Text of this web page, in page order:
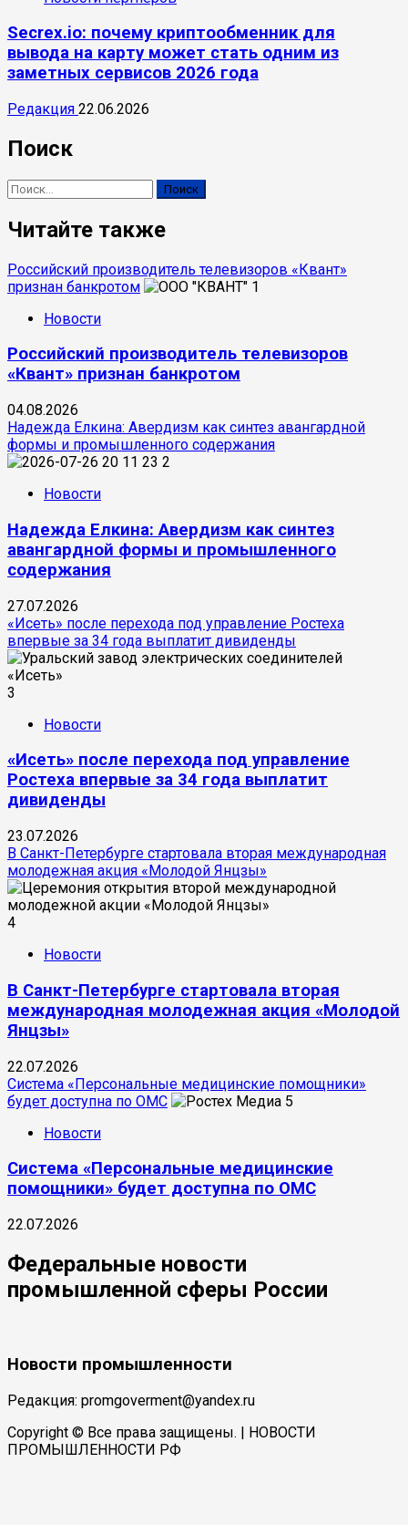
Secrex.io: почему криптообменник для
вывода на карту может стать одним из
заметных сервисов 2026 года
Редакция 22.06.2026
Поиск
Найти:
Читайте также
Российский производитель телевизоров «Квант»
признан банкротом
1
Новости
Российский производитель телевизоров
«Квант» признан банкротом
04.08.2026
Надежда Елкина: Авердизм как синтез авангардной
формы и промышленного содержания
2
Новости
Надежда Елкина: Авердизм как синтез
авангардной формы и промышленного
содержания
27.07.2026
«Исеть» после перехода под управление Ростеха
впервые за 34 года выплатит дивиденды
3
Новости
«Исеть» после перехода под управление
Ростеха впервые за 34 года выплатит
дивиденды
23.07.2026
В Санкт-Петербурге стартовала вторая международная
молодежная акция «Молодой Янцзы»
4
Новости
В Санкт-Петербурге стартовала вторая
международная молодежная акция «Молодой
Янцзы»
22.07.2026
Система «Персональные медицинские помощники»
будет доступна по ОМС
5
Новости
Система «Персональные медицинские
помощники» будет доступна по ОМС
22.07.2026
Федеральные новости
промышленной сферы России
Новости промышленности
Редакция: promgoverment@yandex.ru
Copyright © Все права защищены.
| НОВОСТИ
ПРОМЫШЛЕННОСТИ РФ